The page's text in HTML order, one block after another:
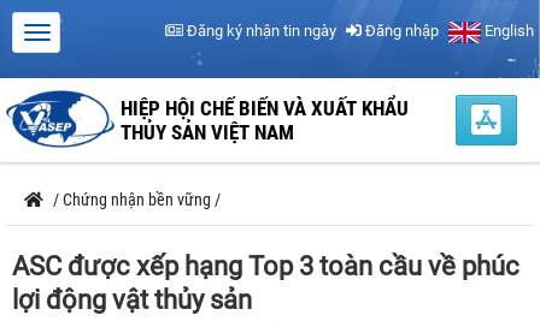
Đăng ký nhận tin ngày Đăng nhập English
HIỆP HỘI CHẾ BIẾN VÀ XUẤT KHẨU
THỦY SẢN VIỆT NAM
/Chứng nhận bền vững /
ASC được xếp hạng Top 3 toàn cầu về phúc
lợi động vật thủy sản